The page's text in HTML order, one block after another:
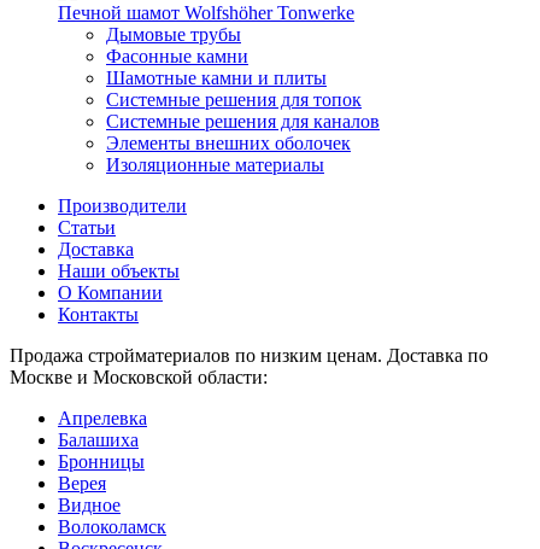
Печной шамот Wolfshöher Tonwerke
Дымовые трубы
Фасонные камни
Шамотные камни и плиты
Системные решения для топок
Системные решения для каналов
Элементы внешних оболочек
Изоляционные материалы
Производители
Статьи
Доставка
Наши объекты
О Компании
Контакты
Продажа стройматериалов по низким ценам. Доставка по
Москве и Московской области:
Апрелевка
Балашиха
Бронницы
Верея
Видное
Волоколамск